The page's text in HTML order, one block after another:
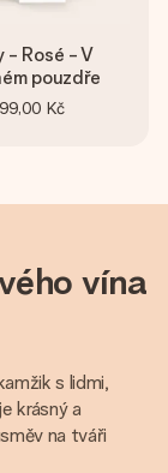
- Rosé - V
pouzdře
Kč
vína
s lidmi,
krásný a
na tváři